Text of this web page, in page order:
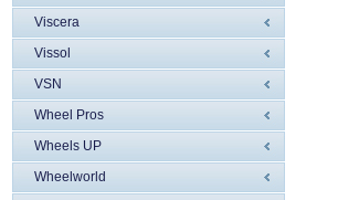
Viscera
Vissol
VSN
Wheel Pros
Wheels UP
Wheelworld